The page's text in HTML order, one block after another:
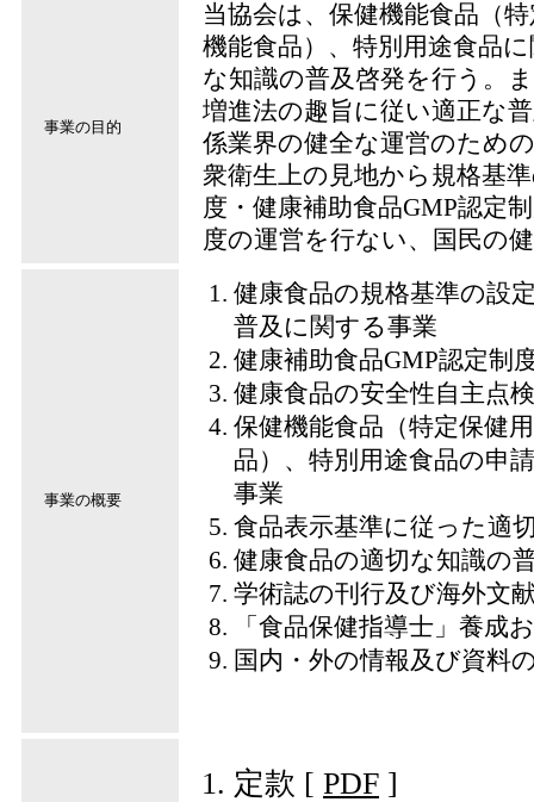
事業の目的
当協会は、保健機能食品（
機能食品）、特別用途食品
な知識の普及啓発を行う。
増進法の趣旨に従い適正な
係業界の健全な運営のため
衆衛生上の見地から規格基
度・健康補助食品GMP認定
度の運営を行ない、国民の
事業の概要
健康食品の規格基準の設
普及に関する事業
健康補助食品GMP認定制
健康食品の安全性自主点
保健機能食品（特定保健
品）、特別用途食品の申
事業
食品表示基準に従った適
健康食品の適切な知識の
学術誌の刊行及び海外文
「食品保健指導士」養成
国内・外の情報及び資料
定款 [ PDF ]